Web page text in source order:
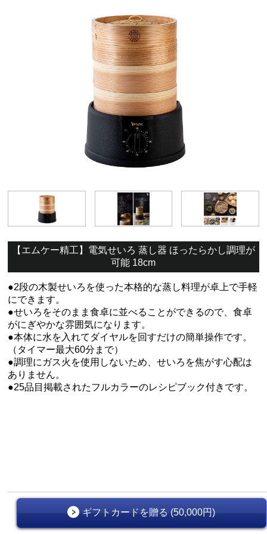
【エムケー精工】電気せいろ 蒸し器 ほったらかし調理が
可能 18cm
●2段の木製せいろを使った本格的な蒸し料理が卓上で手軽
にできます。
●せいろをそのまま食卓に並べることができるので、食卓
がにぎやかな雰囲気になります。
●本体に水を入れてダイヤルを回すだけの簡単操作です。
（タイマー最大60分まで）
●調理にガス火を使用しないため、せいろを焦がす心配は
ありません。
●25品目掲載されたフルカラーのレシピブック付きです。
ギフトカードを贈る (50,000円)